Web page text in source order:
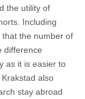
the utility of
Including
the number of
difference
as it is easier to
also
stay abroad